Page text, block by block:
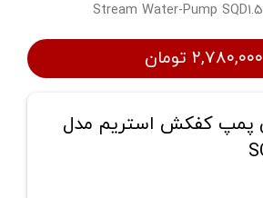
Stream Water-Pump
۲,۷۸۰,۰۰۰ تومان
كفكش استريم مدل